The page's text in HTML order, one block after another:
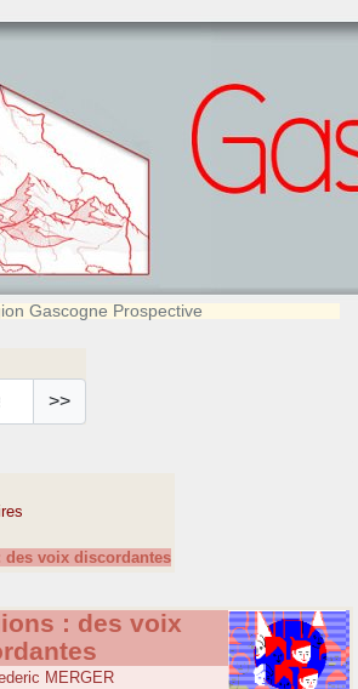
Gascogne Prospective
>>
des voix discordantes
: des voix
MERGER